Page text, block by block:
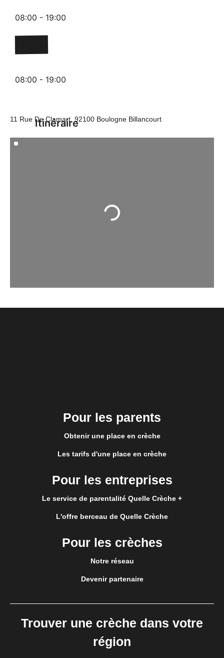
08:00 - 19:00
08:00 - 19:00
Itinéraire
Chargement...
11 Rue De Clamart, 92100 Boulogne Billancourt
Pour les parents
Obtenir une place en crèche
Les tarifs d'une place en crèche
Pour les entreprises
Le service de parentalité Quelle Crèche +
L'offre berceau de Quelle Crèche
Pour les crèches
Notre réseau
Devenir partenaire
Trouver une crèche dans votre
région